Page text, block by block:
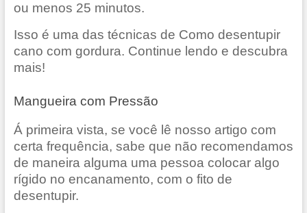
ou menos 25 minutos.
Isso é uma das técnicas de Como desentupir
cano com gordura. Continue lendo e descubra
mais!
Mangueira com Pressão
Á primeira vista, se você lê nosso artigo com
certa frequência, sabe que não recomendamos
de maneira alguma uma pessoa colocar algo
rígido no encanamento, com o fito de
desentupir.